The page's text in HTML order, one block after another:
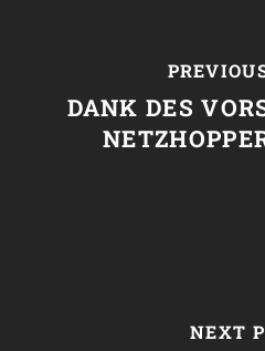
DANK DES
NEXT